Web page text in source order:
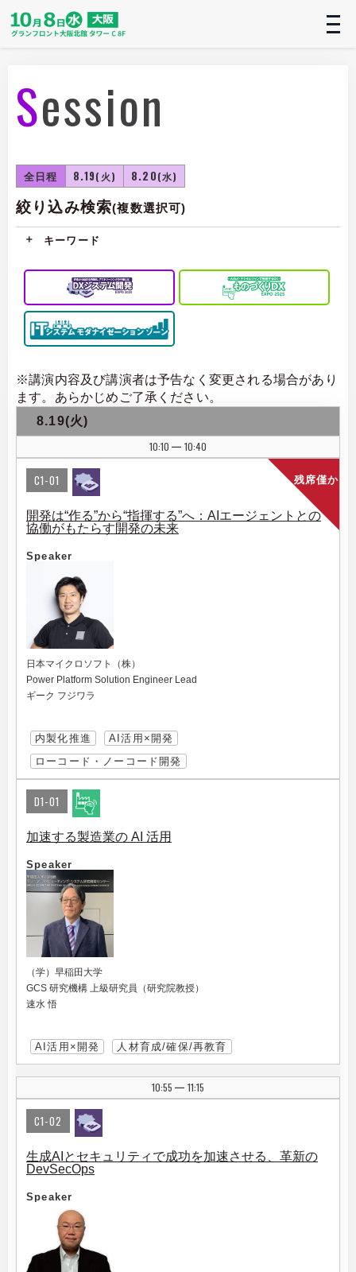
Session
全日程 8.19(火) 8.20(水)
絞り込み検索(複数選択可)
キーワード
※講演内容及び講演者は予告なく変更される場合があり
ます。あらかじめご了承ください。
8.19(火)
10:10
| 10:40
残席僅か
C1-01
開発は“作る”から“指揮する”へ：AIエージェントとの
協働がもたらす開発の未来
Speaker
日本マイクロソフト（株）
Power Platform Solution Engineer Lead
ギーク フジワラ
内製化推進
AI活用×開発
ローコード・ノーコード開発
D1-01
加速する製造業の AI 活用
Speaker
（学）早稲田大学
GCS 研究機構 上級研究員（研究院教授）
速水 悟
AI活用×開発 人材育成/確保/再教育
10:55 | 11:15
C1-02
生成AIとセキュリティで成功を加速させる、革新の
DevSecOps
Speaker